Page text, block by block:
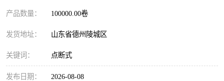
产品数量： 100000.00卷
发货地址： 山东省德州陵城区
关键词： 点断式
发布日期： 2026-08-08